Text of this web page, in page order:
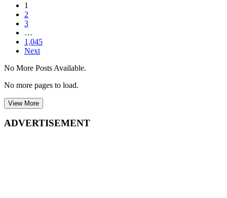
1
2
3
…
1,045
Next
No More Posts Available.
No more pages to load.
View More
ADVERTISEMENT